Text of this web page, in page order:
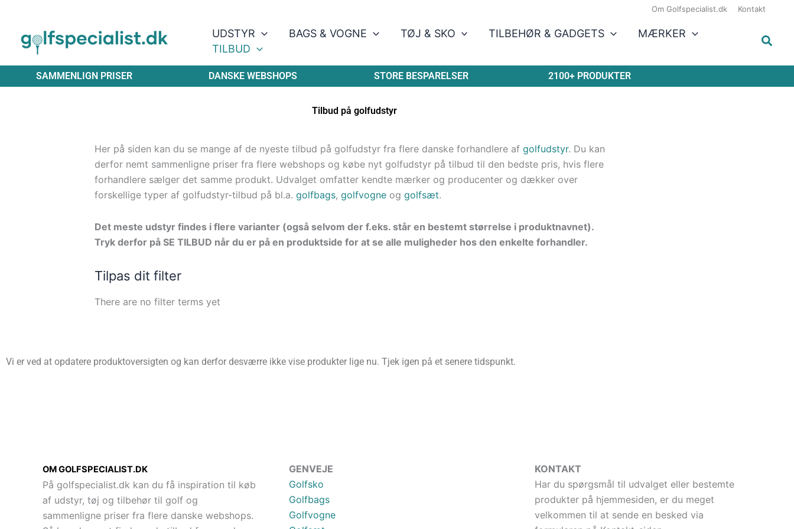
indholdet
Om Golfspecialist.dk Kontakt
UDSTYR BAGS & VOGNE TØJ & SKO TILBEHØR & GADGETS
MÆRKER
TILBUD
SAMMENLIGN PRISER DANSKE WEBSHOPS STORE BESPARELSER 2100+ PRODUKTER
Tilbud på golfudstyr
Her på siden kan du se mange af de nyeste tilbud på golfudstyr fra flere danske forhandlere af golfudstyr. Du kan
derfor nemt sammenligne priser fra flere webshops og købe nyt golfudstyr på tilbud til den bedste pris, hvis flere
forhandlere sælger det samme produkt. Udvalget omfatter kendte mærker og producenter og dækker over
forskellige typer af golfudstyr-tilbud på bl.a. golfbags, golfvogne og golfsæt.
Det meste udstyr findes i flere varianter (også selvom der f.eks. står en bestemt størrelse i produktnavnet).
Tryk derfor på SE TILBUD når du er på en produktside for at se alle muligheder hos den enkelte forhandler.
Tilpas dit filter
There are no filter terms yet
Vi er ved at opdatere produktoversigten og kan derfor desværre ikke vise produkter lige nu. Tjek igen på et senere tidspunkt.
OM GOLFSPECIALIST.DK
På golfspecialist.dk kan du få inspiration til køb
af udstyr, tøj og tilbehør til golf og
sammenligne priser fra flere danske webshops.
GENVEJE
Golfsko
Golfbags
Golfvogne
KONTAKT
Har du spørgsmål til udvalget eller bestemte
produkter på hjemmesiden, er du meget
velkommen til at sende en besked via